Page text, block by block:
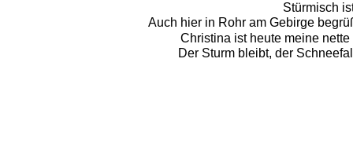
Stürmisch
Auch hier in Rohr am Gebirge
Christina ist heute meine
Der Sturm bleibt, der